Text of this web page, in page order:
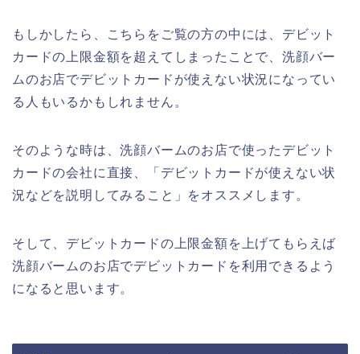
もしかしたら、こちらをご覧の方の中には、デビット
カードの上限金額を超えてしまったことで、洗顔バー
ムのお店でデビットカードが使えない状況になってい
る人もいるかもしれません。
そのような時は、洗顔バームのお店で使ったデビット
カードの会社に直接、「デビットカードが使えない状
況などを説明してみること」をオススメします。
そして、デビットカードの上限金額を上げてもらえば
洗顔バームのお店でデビットカードを利用できるよう
になると思います。